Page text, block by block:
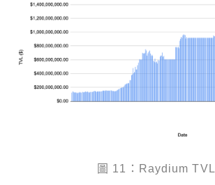
圖 11：Raydium TVL